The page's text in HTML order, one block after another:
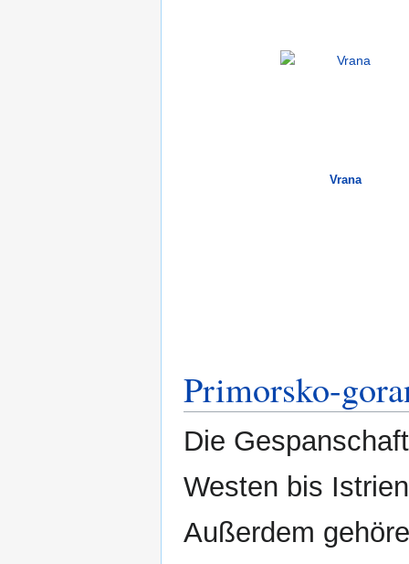
Vrana
Primorsko-
Die
Westen bis
Außerdem